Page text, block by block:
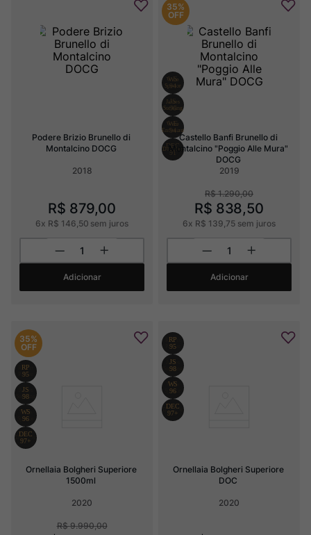
Podere Brizio Brunello di
Montalcino DOCG
2018
R$ 879,00
6x R$ 146 50 sem juros
Adicionar
35%
OFF
Castello Banfi Brunello di
Montalcino "Poggio Alle Mura"
DOCG
2019
R$ 1.290,00
R$ 838,50
6x R$ 139 75 sem juros
Adicionar
35%
OFF
Ornellaia Bolgheri Superiore
1500ml
2020
R$ 9.990,00
Ornellaia Bolgheri Superiore
DOC
2020